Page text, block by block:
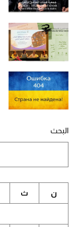
البحث
ن ث